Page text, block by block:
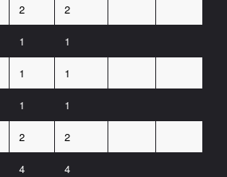
2 2
1 1
1 1
1 1
2 2
4 4